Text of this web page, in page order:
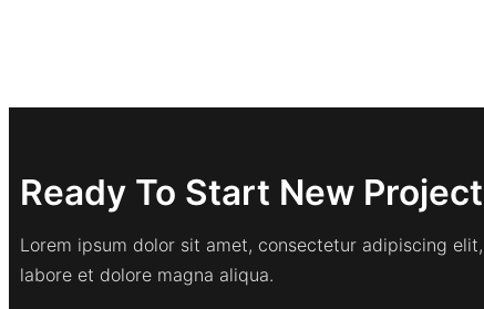
Ready To Start New
Lorem ipsum dolor sit amet, consectetur adipiscing
labore et dolore magna aliqua.